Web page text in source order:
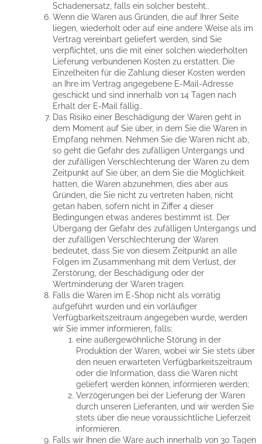
Schadenersatz, falls ein solcher besteht..
Wenn die Waren aus Gründen, die auf Ihrer Seite
liegen, wiederholt oder auf eine andere Weise als im
Vertrag vereinbart geliefert werden, sind Sie
verpflichtet, uns die mit einer solchen wiederholten
Lieferung verbundenen Kosten zu erstatten. Die
Einzelheiten für die Zahlung dieser Kosten werden
an Ihre im Vertrag angegebene E-Mail-Adresse
geschickt und sind innerhalb von 14 Tagen nach
Erhalt der E-Mail fällig..
Das Risiko einer Beschädigung der Waren geht in
dem Moment auf Sie über, in dem Sie die Waren in
Empfang nehmen. Nehmen Sie die Waren nicht ab,
so geht die Gefahr des zufälligen Untergangs und
der zufälligen Verschlechterung der Waren zu dem
Zeitpunkt auf Sie über, an dem Sie die Möglichkeit
hatten, die Waren abzunehmen, dies aber aus
Gründen, die Sie nicht zu vertreten haben, nicht
getan haben, sofern nicht in Ziffer 4 dieser
Bedingungen etwas anderes bestimmt ist. Der
Übergang der Gefahr des zufälligen Untergangs und
der zufälligen Verschlechterung der Waren
bedeutet, dass Sie von diesem Zeitpunkt an alle
Folgen im Zusammenhang mit dem Verlust, der
Zerstörung, der Beschädigung oder der
Wertminderung der Waren tragen.
Falls die Waren im E-Shop nicht als vorrätig
aufgeführt wurden und ein vorläufiger
Verfügbarkeitszeitraum angegeben wurde, werden
wir Sie immer informieren, falls:
eine außergewöhnliche Störung in der
Produktion der Waren, wobei wir Sie stets über
den neuen erwarteten Verfügbarkeitszeitraum
oder die Information, dass die Waren nicht
geliefert werden können, informieren werden;
Verzögerungen bei der Lieferung der Waren
durch unseren Lieferanten, und wir werden Sie
stets über die neue voraussichtliche Lieferzeit
informieren.
Falls wir Ihnen die Ware auch innerhalb von 30 Tagen